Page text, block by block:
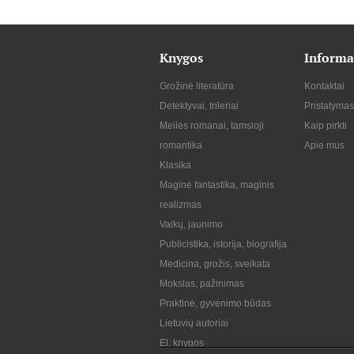
Knygos
Grožinė literatūra
Detektyvai, trileriai
Meilės romanai, tamsioji
romantika
Klasika
Maginė fantastika, maginis
realizmas
Vaikų, jaunimo
Publicistika, istorija, biografija
Medicina, grožis, sveikata
Mokslas, pažinimas
Praktinė, gyvenimo būdas
Lietuvių autoriai
El. knygos
Kontaktai
Pristatymas
Kaip pirkti
Apie mus